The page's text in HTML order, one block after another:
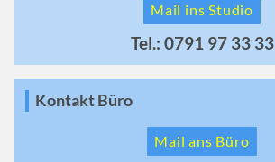
Mail ins Studio
Tel.: 0791 97 33 33
Kontakt Büro
Mail ans Büro